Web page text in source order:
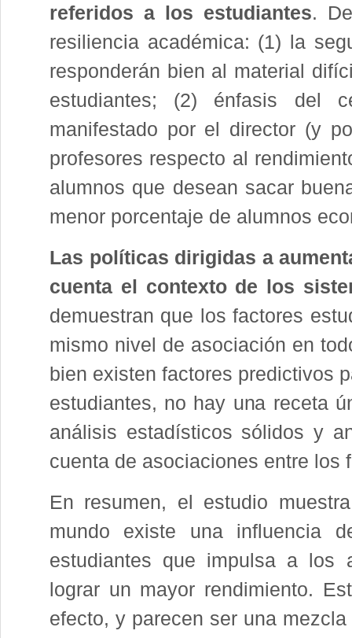
referidos a los estudiantes.
resiliencia académica: (1) la
responderán bien al material
estudiantes; (2) énfasis del
manifestado por el director (y
profesores respecto al
alumnos que desean sacar
menor porcentaje de alumnos
Las políticas dirigidas a
cuenta el contexto de los
demuestran que los factores
mismo nivel de asociación en
bien existen factores predictivos
estudiantes, no hay una receta
análisis estadísticos sólidos y
cuenta de asociaciones entre los
En resumen, el estudio
mundo existe una influencia
estudiantes que impulsa a los
lograr un mayor rendimiento.
efecto, y parecen ser una